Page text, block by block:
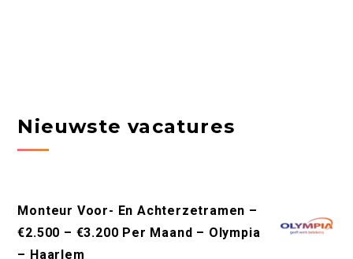
Nieuwste vacatures
Monteur Voor- En Achterzetramen –
€2.500 – €3.200 Per Maand – Olympia
– Haarlem